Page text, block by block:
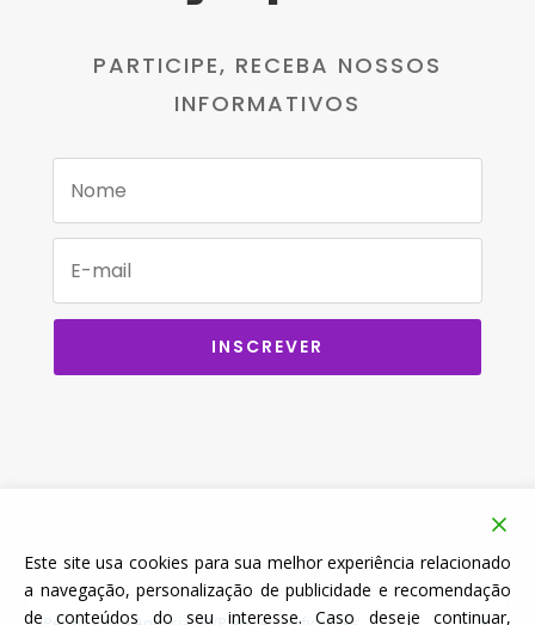
PARTICIPE, RECEBA NOSSOS
INFORMATIVOS
INSCREVER
Este site usa cookies para sua melhor experiência relacionado
a navegação, personalização de publicidade e recomendação
de conteúdos do seu interesse. Caso deseje continuar,